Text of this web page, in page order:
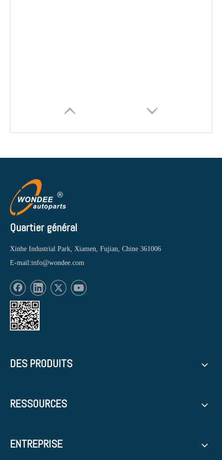
Quartier général
Xinhe Industrial Park, Xiamen, Fujian, Chine 361006
E-mail:info@wondee.com
DES PRODUITS
RESSOURCES
ENTREPRISE